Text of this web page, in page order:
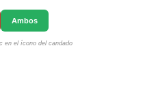
Ambos
en el ícono del candado